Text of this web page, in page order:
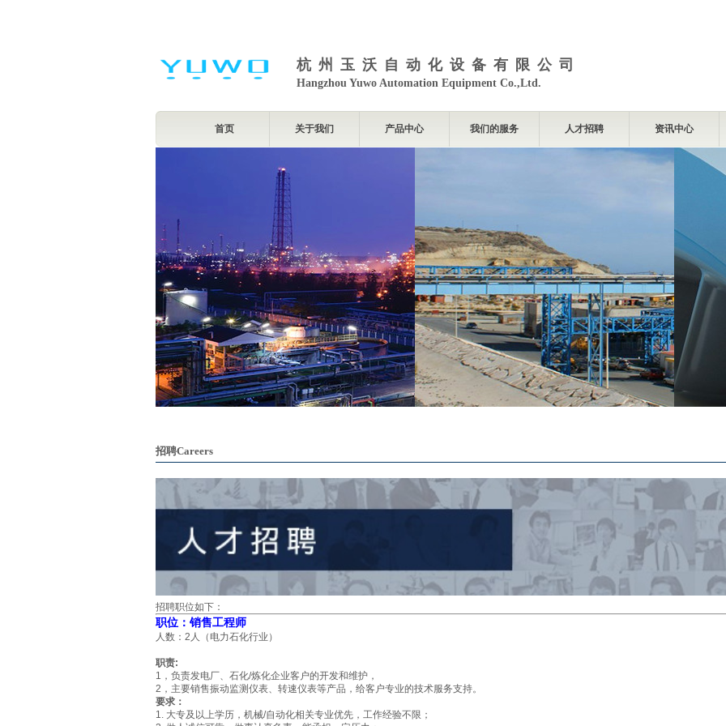
杭州玉沃自动化设备有限公司
Hangzhou Yuwo Automation Equipment Co.,Ltd.
首页 关于我们 产品中心 我们的服务 人才招聘 资讯中心
招聘Careers
招聘职位如下：
职位：销售工程师
人数：2人（电力石化行业）
职责:
1，负责发电厂、石化/炼化企业客户的开发和维护，
2，主要销售振动监测仪表、转速仪表等产品，给客户专业的技术服务支持。
要求：
1. 大专及以上学历，机械/自动化相关专业优先，工作经验不限；